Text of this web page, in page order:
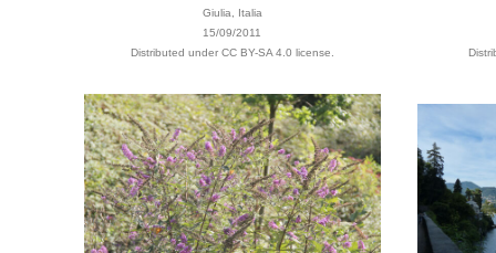
Giulia, Italia
15/09/2011
Distributed under CC BY-SA 4.0 license.